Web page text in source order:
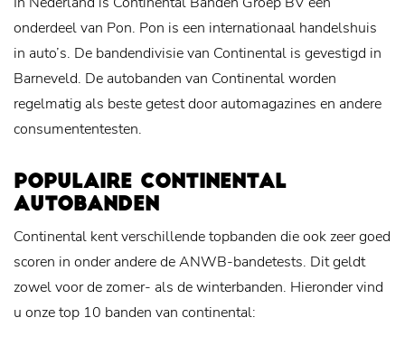
onderdeel van Pon. Pon is een internationaal handelshuis
in auto’s. De bandendivisie van Continental is gevestigd in
Barneveld. De autobanden van Continental worden
regelmatig als beste getest door automagazines en andere
consumententesten.
POPULAIRE CONTINENTAL
AUTOBANDEN
Continental kent verschillende topbanden die ook zeer goed
scoren in onder andere de ANWB-bandetests. Dit geldt
zowel voor de zomer- als de winterbanden. Hieronder vind
u onze top 10 banden van continental: